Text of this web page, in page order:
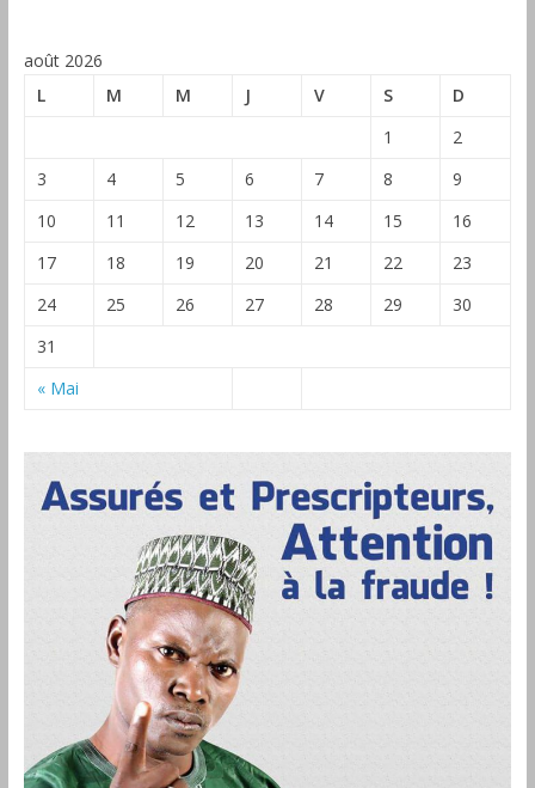
août 2026
L
M M J V S D
« Mai
1
2
3
4 5 6 7 8
9
10
11 12 13 14 15
16
17
18 19 20 21 22
23
24
25 26 27 28 29
30
31